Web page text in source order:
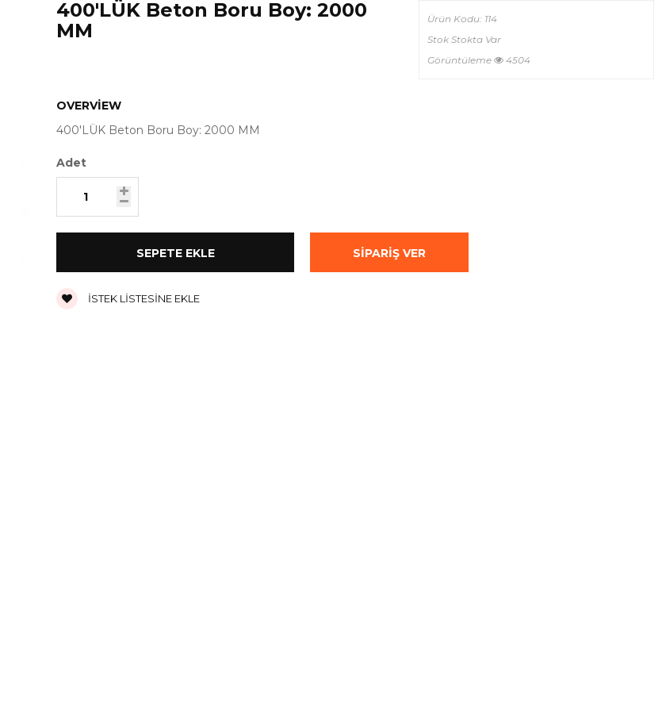
400'LÜK Beton Boru Boy: 2000
MM
Ürün Kodu: 114
StokStokta Var
Görüntüleme
4504
OVERVIEW
400'LÜK Beton Boru Boy: 2000 MM
Adet
İSTEK LISTESINE EKLE